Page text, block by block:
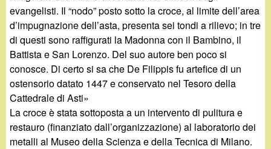
evangelisti. Il “nodo” posto sotto la croce, al limite dell’area
d’impugnazione dell’asta, presenta sei tondi a rilievo; in tre
di questi sono raffigurati la Madonna con il Bambino, il
Battista e San Lorenzo. Del suo autore ben poco si
conosce. Di certo si sa che De Filippis fu artefice di un
ostensorio datato 1447 e conservato nel Tesoro della
Cattedrale di Asti»
La croce è stata sottoposta a un intervento di pulitura e
restauro (finanziato dall’organizzazione) al laboratorio dei
metalli al Museo della Scienza e della Tecnica di Milano.